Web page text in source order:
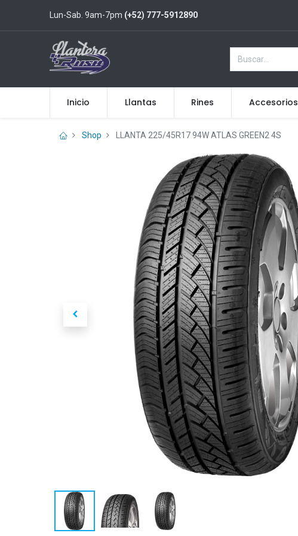
Lun-Sab. 9am-7pm (+52) 777-5912890
Inicio Llantas Rines Accesorios
Shop LLANTA 225/45R17 94W ATLAS GREEN2 4S